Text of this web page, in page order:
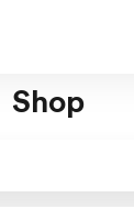
Shop